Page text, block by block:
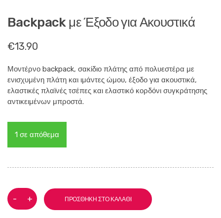
Backpack με Έξοδο για Ακουστικά
€13.90
Μοντέρνο backpack, σακίδιο πλάτης από πολυεστέρα με
ενισχυμένη πλάτη και ιμάντες ώμου, έξοδο για ακουστικά,
ελαστικές πλαϊνές τσέπες και ελαστικό κορδόνι συγκράτησης
αντικειμένων μπροστά.
1 σε απόθεμα
-
Backpack
με
Έξοδο
+ ΠΡΟΣΘΉΚΗ ΣΤΟ ΚΑΛΆΘΙ